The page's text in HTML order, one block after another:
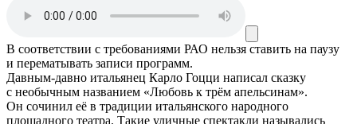
В соответствии с требованиями РАО нельзя ставить на паузу
и перематывать записи программ.
Давным-давно итальянец Карло Гоцци написал сказку
с необычным названием «Любовь к трём апельсинам».
Он сочинил её в традиции итальянского народного
площадного театра. Такие уличные спектакли назывались